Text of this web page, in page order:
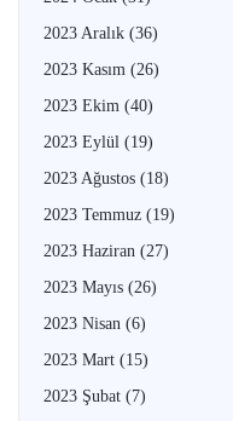
2023 Aralık (36)
2023 Kasım (26)
2023 Ekim (40)
2023 Eylül (19)
2023 Ağustos (18)
2023 Temmuz (19)
2023 Haziran (27)
2023 Mayıs (26)
2023 Nisan (6)
2023 Mart (15)
2023 Şubat (7)